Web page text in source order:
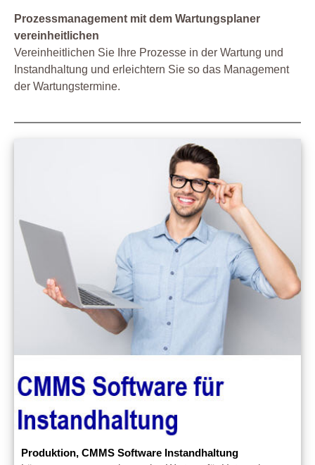
Prozessmanagement mit dem Wartungsplaner
vereinheitlichen
Vereinheitlichen Sie Ihre Prozesse in der Wartung und
Instandhaltung und erleichtern Sie so das Management
der Wartungstermine.
Produktion, CMMS Software Instandhaltung